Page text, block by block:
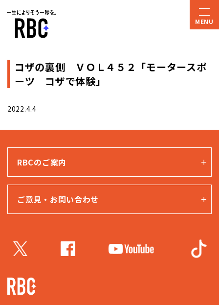
コザの裏側 ＶＯＬ４５２「モータースポ
ーツ コザで体験」
2022.4.4
RBCのご案内
ご意見・お問い合わせ